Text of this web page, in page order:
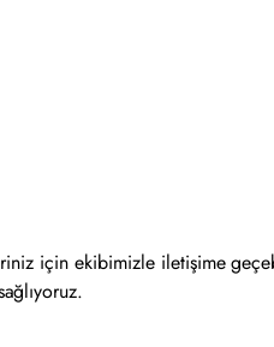
için ekibimizle iletişime